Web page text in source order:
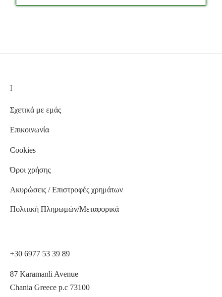
I
Σχετικά με εμάς
Επικοινωνία
Cookies
Όροι χρήσης
Ακυρώσεις / Επιστροφές χρημάτων
Πολιτική Πληρωμών/Μεταφορικά
+30 6977 53 39 89
87 Karamanli Avenue
Chania Greece p.c 73100